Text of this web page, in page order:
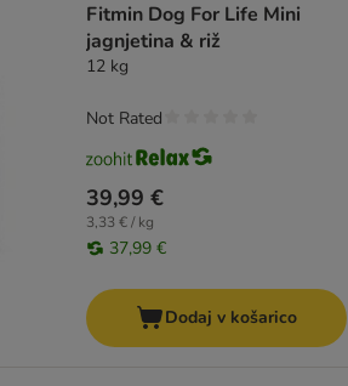
Fitmin Dog For Life Mini
jagnjetina & riž
12 kg
39,99 €
3,33 € / kg
37,99 €
Not Rated
Dodaj v košarico